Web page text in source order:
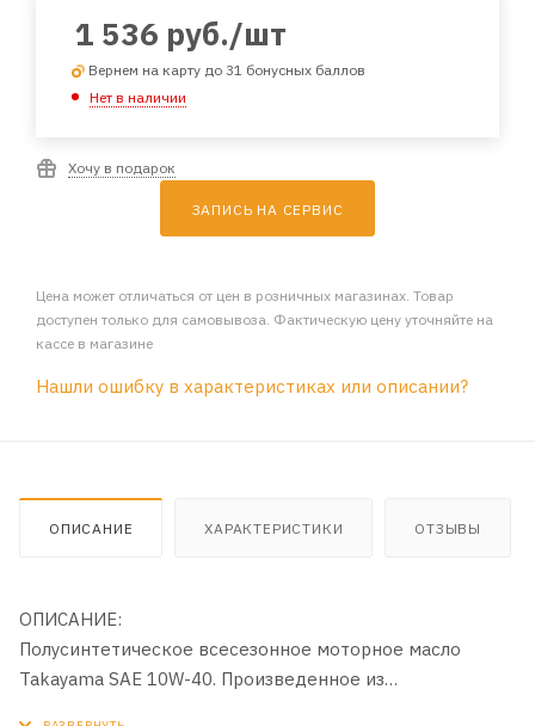
1 536 руб./шт
Вернем на карту до 31 бонусных баллов
Нет в наличии
Хочу в подарок
ЗАПИСЬ НА СЕРВИС
Цена может отличаться от цен в розничных магазинах. Товар
доступен только для самовывоза. Фактическую цену уточняйте на
кассе в магазине
Нашли ошибку в характеристиках или описании?
ОПИСАНИЕ ХАРАКТЕРИСТИКИ ОТЗЫВЫ
ОПИСАНИЕ:
Полусинтетическое всесезонное моторное масло
Takayama SAE 10W-40. Произведенное из